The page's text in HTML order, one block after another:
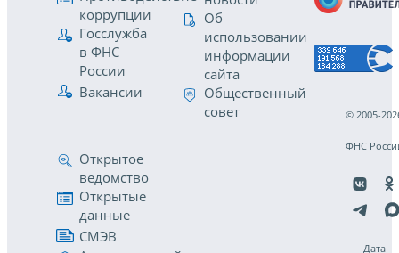
коррупции
Госслужба
в ФНС
России
Вакансии
Об
использовании
информации
сайта
Общественный
совет
Открытое
ведомство
Открытые
данные
СМЭВ
© 2005-
ФНС
Дата